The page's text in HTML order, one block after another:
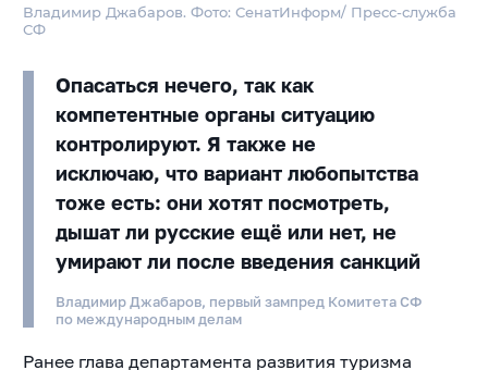
Владимир Джабаров. Фото: СенатИнформ/ Пресс-служба
СФ
Опасаться нечего, так как
компетентные органы ситуацию
контролируют. Я также не
исключаю, что вариант любопытства
тоже есть: они хотят посмотреть,
дышат ли русские ещё или нет, не
умирают ли после введения санкций
Владимир Джабаров, первый зампред Комитета СФ
по международным делам
Ранее глава департамента развития туризма